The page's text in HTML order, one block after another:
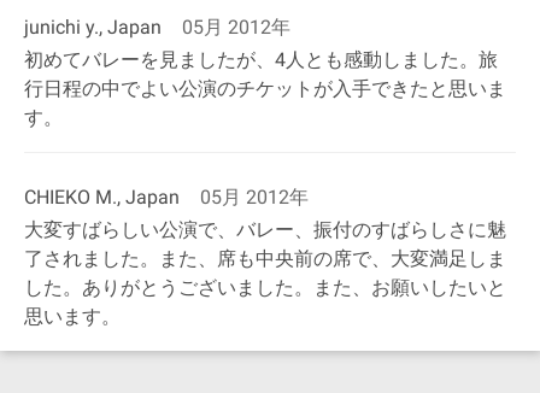
junichi y., Japan
05月 2012年
初めてバレーを見ましたが、4人とも感動しました。旅
行日程の中でよい公演のチケットが入手できたと思いま
す。
CHIEKO M., Japan
05月 2012年
大変すばらしい公演で、バレー、振付のすばらしさに魅
了されました。また、席も中央前の席で、大変満足しま
した。ありがとうございました。また、お願いしたいと
思います。